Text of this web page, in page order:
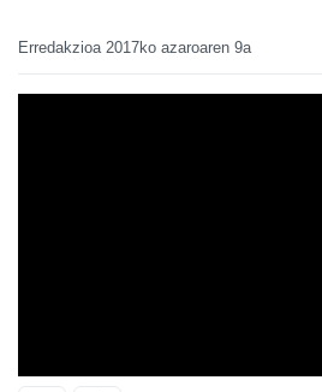
Erredakzioa 2017ko azaroaren 9a